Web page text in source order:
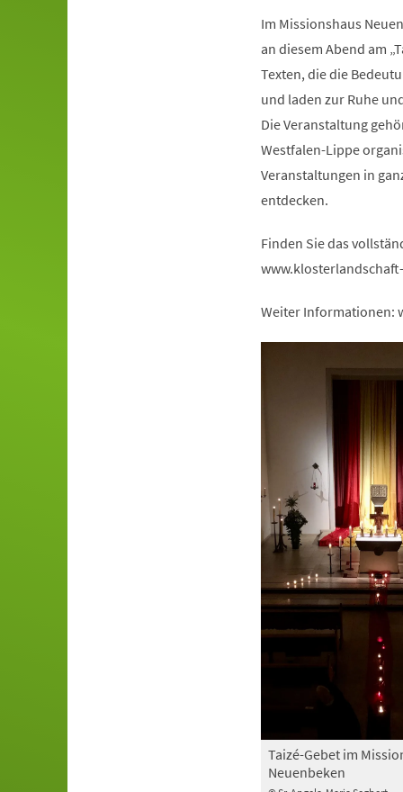
Im Missionshaus
an diesem Abend am
Texten, die die
und laden zur Ruhe
Die Veranstaltung
Westfalen-Lippe
Veranstaltungen in
entdecken.
Finden Sie das
Weiter Informationen:
Taizé-Gebet im
Neuenbeken